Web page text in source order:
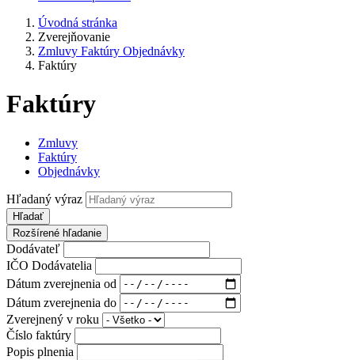
Úvodná stránka
Zverejňovanie
Zmluvy Faktúry Objednávky
Faktúry
Faktúry
Zmluvy
Faktúry
Objednávky
Hľadaný výraz
Hľadať
Rozšírené hľadanie
Dodávateľ
IČO Dodávatelia
Dátum zverejnenia od
Dátum zverejnenia do
Zverejnený v roku
Číslo faktúry
Popis plnenia